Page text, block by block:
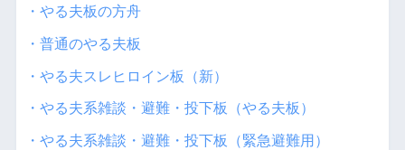
・やる夫板の方舟
・普通のやる夫板
・やる夫スレヒロイン板（新）
・やる夫系雑談・避難・投下板（やる夫板）
・やる夫系雑談・避難・投下板（緊急避難用）